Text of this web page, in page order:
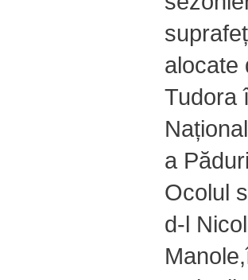
alocate
Tudora
a
Ocolul
d-l